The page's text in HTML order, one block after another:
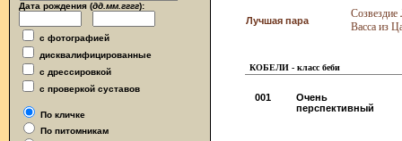
Дата рождения (дд.мм.гггг):
с фотографией
дисквалифицированные
с дрессировкой
с проверкой суставов
По кличке
По питомникам
Лучшая пара
Васса из
КОБЕЛИ - класс беби
001
Очень
перспективный